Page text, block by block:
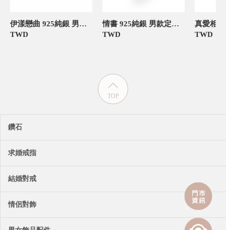
伊漾戀曲 925純銀 男款定情對戒
TWD
情書 925純銀 男款定情對戒
TWD
TWD
TOP
鑽石
求婚戒指
結婚對戒
情侶對飾